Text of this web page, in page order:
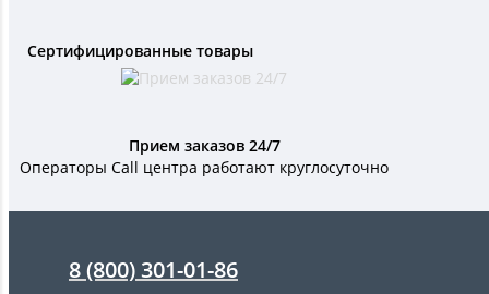
Сертифицированные товары
Прием заказов 24/7
Операторы Call центра работают круглосуточно
8 (800) 301-01-86